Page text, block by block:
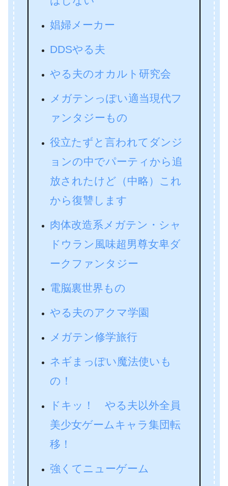
娼婦メーカー
DDSやる夫
やる夫のオカルト研究会
メガテンっぽい適当現代フ
ァンタジーもの
役立たずと言われてダンジ
ョンの中でパーティから追
放されたけど（中略）これ
から復讐します
肉体改造系メガテン・シャ
ドウラン風味超男尊女卑ダ
ークファンタジー
電脳裏世界もの
やる夫のアクマ学園
メガテン修学旅行
ネギまっぽい魔法使いも
の！
ドキッ！ やる夫以外全員
美少女ゲームキャラ集団転
移！
強くてニューゲーム